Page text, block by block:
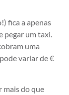
fica a apenas
pegar um taxi.
uma
variar de €
mais do que